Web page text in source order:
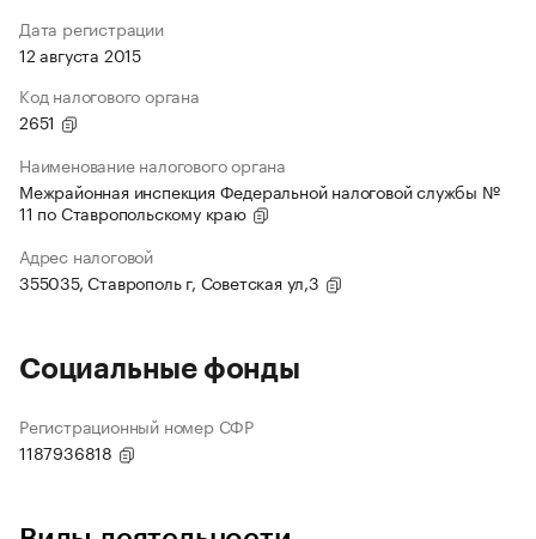
Дата регистрации
12 августа 2015
Код налогового органа
2651
Наименование налогового органа
Межрайонная инспекция Федеральной налоговой службы №
11 по Ставропольскому краю
Адрес налоговой
355035, Ставрополь г, Советская ул,3
Социальные фонды
Регистрационный номер СФР
1187936818